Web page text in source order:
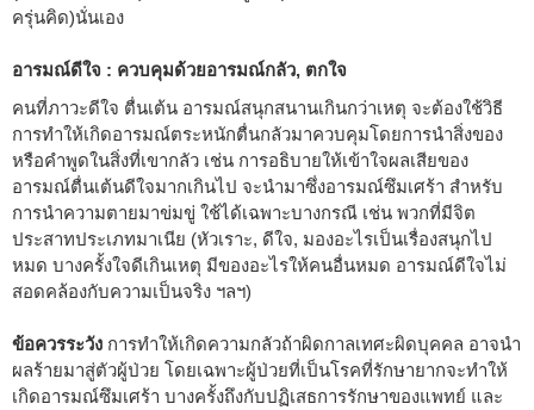
ครุ่นคิด)นั่นเอง
อารมณ์ดีใจ : ควบคุมด้วยอารมณ์กลัว, ตกใจ
คนที่ภาวะดีใจ ตื่นเต้น อารมณ์สนุกสนานเกินกว่าเหตุ จะต้องใช้วิธี
การทำให้เกิดอารมณ์ตระหนักตื่นกลัวมาควบคุมโดยการนำสิ่งของ
หรือคำพูดในสิ่งที่เขากลัว เช่น การอธิบายให้เข้าใจผลเสียของ
อารมณ์ตื่นเต้นดีใจมากเกินไป จะนำมาซึ่งอารมณ์ซึมเศร้า สำหรับ
การนำความตายมาข่มขู่ ใช้ได้เฉพาะบางกรณี เช่น พวกที่มีจิต
ประสาทประเภทมาเนีย (หัวเราะ, ดีใจ, มองอะไรเป็นเรื่องสนุกไป
หมด บางครั้งใจดีเกินเหตุ มีของอะไรให้คนอื่นหมด อารมณ์ดีใจไม่
สอดคล้องกับความเป็นจริง ฯลฯ)
ข้อควรระวัง การทำให้เกิดความกลัวถ้าผิดกาลเทศะผิดบุคคล อาจนำ
ผลร้ายมาสู่ตัวผู้ป่วย โดยเฉพาะผู้ป่วยที่เป็นโรคที่รักษายากจะทำให้
เกิดอารมณ์ซึมเศร้า บางครั้งถึงกับปฏิเสธการรักษาของแพทย์ และ